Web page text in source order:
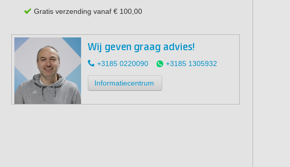
Gratis verzending vanaf € 100,00
Wij geven graag advies!
+3185 0220090 +3185 1305932
Informatiecentrum